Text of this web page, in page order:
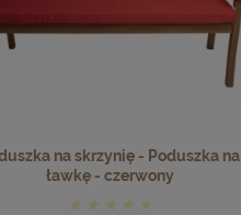
na skrzynię - Poduszka na
ławkę - czerwony